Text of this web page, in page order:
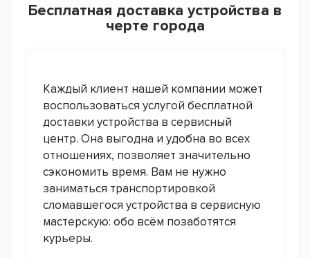
Бесплатная доставка устройства в
черте города
Каждый клиент нашей компании может
воспользоваться услугой бесплатной
доставки устройства в сервисный
центр. Она выгодна и удобна во всех
отношениях, позволяет значительно
сэкономить время. Вам не нужно
заниматься транспортировкой
сломавшегося устройства в сервисную
мастерскую: обо всём позаботятся
курьеры.